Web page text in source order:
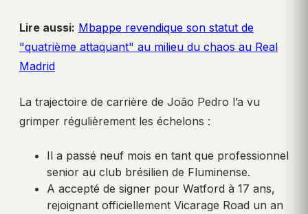
Lire aussi: Mbappe revendique son statut de
"quatrième attaquant" au milieu du chaos au Real
Madrid
La trajectoire de carrière de João Pedro l’a vu
grimper régulièrement les échelons :
Il a passé neuf mois en tant que professionnel
senior au club brésilien de Fluminense.
A accepté de signer pour Watford à 17 ans,
rejoignant officiellement Vicarage Road un an